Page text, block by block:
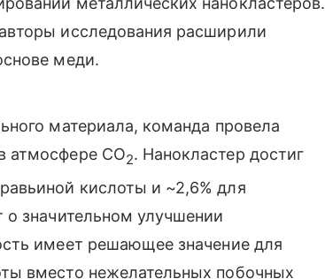
исследования расширили
меди.
материала, команда провела
атмосфере CO2. Нанокластер достиг
кислоты и ~2,6% для
о значительном улучшении
имеет решающее значение для
вместо нежелательных побочных